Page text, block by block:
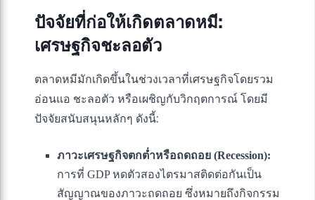
ปัจจัยที่ก่อให้เกิดตลาดหมี:
เศรษฐกิจชะลอตัว
ตลาดหมีมักเกิดขึ้นในช่วงเวลาที่เศรษฐกิจโดยรวม
อ่อนแอ ชะลอตัว หรือเผชิญกับวิกฤตการณ์ โดยมี
ปัจจัยสนับสนุนหลักๆ ดังนี้:
ภาวะเศรษฐกิจตกต่ำหรือถดถอย (Recession):
การที่ GDP หดตัวสองไตรมาสติดต่อกันเป็น
สัญญาณของภาวะถดถอย ซึ่งหมายถึงกิจกรรม